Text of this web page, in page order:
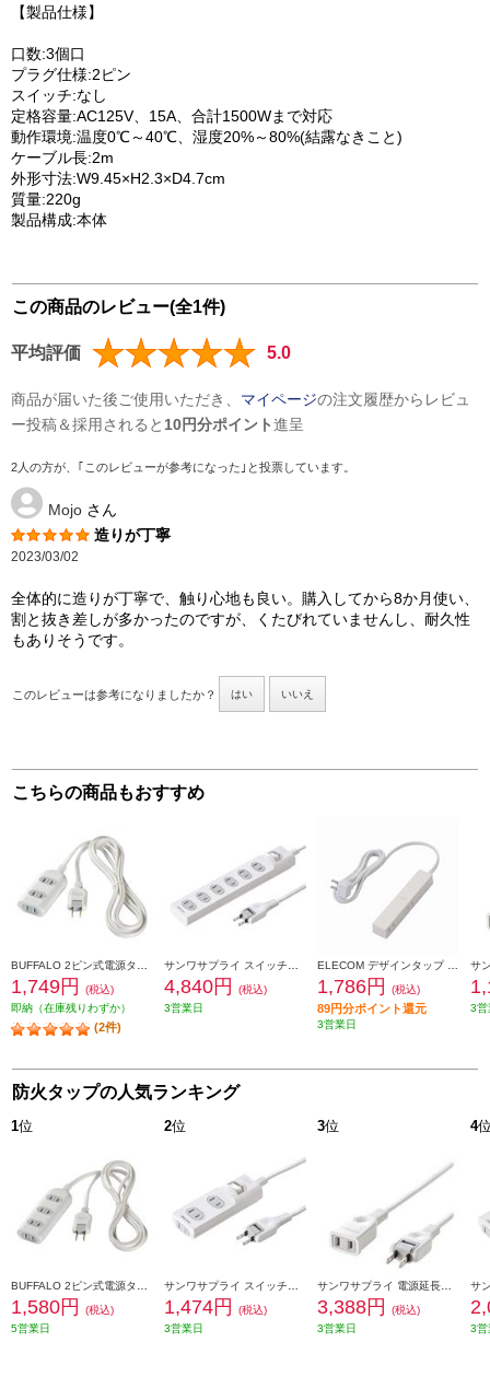
【製品仕様】
口数:3個口
プラグ仕様:2ピン
スイッチ:なし
定格容量:AC125V、15A、合計1500Wまで対応
動作環境:温度0℃～40℃、湿度20%～80%(結露なきこと)
ケーブル長:2m
外形寸法:W9.45×H2.3×D4.7cm
質量:220g
製品構成:本体
この商品のレビュー(全1件)
平均評価 5.0
商品が届いた後ご使用いただき、 マイページの注文履歴からレビュ
ー投稿＆採用されると 10円分ポイント進呈
2人の方が、｢このレビューが参考になった｣と投票しています。
Mojo さん
造りが丁寧
2023/03/02
全体的に造りが丁寧で、触り心地も良い。購入してから8か月使い、
割と抜き差しが多かったのですが、くたびれていませんし、耐久性
もありそうです。
このレビューは参考になりましたか？ はい いいえ
こちらの商品もおすすめ
1,749円
(税込)
即納（在庫残りわずか）
(2件)
4,840円
(税込)
3営業日
1,786円 (税込)
89円分ポイント還元
3営業日
3営
防火タップの人気ランキング
1位
1,580円
(税込)
5営業日
2位
1,474円
(税込)
3営業日
3位
3,388円
(税込)
3営業日
4
3営